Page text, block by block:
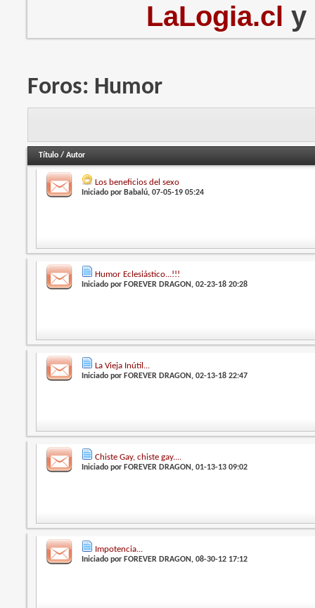
LaLogia.cl y
Foros: Humor
Título /Autor
Los beneficios del sexo
Iniciado por Babalú, 07-05-19 05:24
Humor Eclesiástico...!!!
Iniciado por FOREVER DRAGON, 02-23-18 20:28
La Vieja Inútil...
Iniciado por FOREVER DRAGON, 02-13-18 22:47
Chiste Gay, chiste gay....
Iniciado porFOREVER DRAGON, 01-13-13 09:02
Impotencia...
Iniciado por FOREVER DRAGON, 08-30-12 17:12